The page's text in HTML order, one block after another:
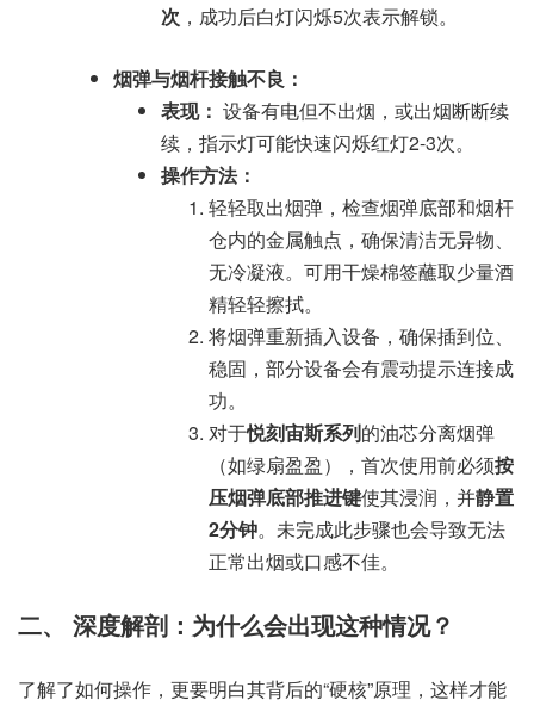
次 ，成功后白灯闪烁5次表示解锁。
烟弹与烟杆接触不良：
表现： 设备有电但不出烟，或出烟断断续
续，指示灯可能快速闪烁红灯2-3次。
操作方法：
轻轻取出烟弹，检查烟弹底部和烟杆
仓内的金属触点，确保清洁无异物、
无冷凝液。可用干燥棉签蘸取少量酒
精轻轻擦拭。
将烟弹重新插入设备，确保插到位、
稳固，部分设备会有震动提示连接成
功。
对于悦刻宙斯系列的油芯分离烟弹
（如绿扇盈盈），首次使用前必须按
压烟弹底部推进键使其浸润，并静置
2分钟。未完成此步骤也会导致无法
正常出烟或口感不佳。
二、 深度解剖：为什么会出现这种情况？
了解了如何操作，更要明白其背后的“硬核”原理，这样才能